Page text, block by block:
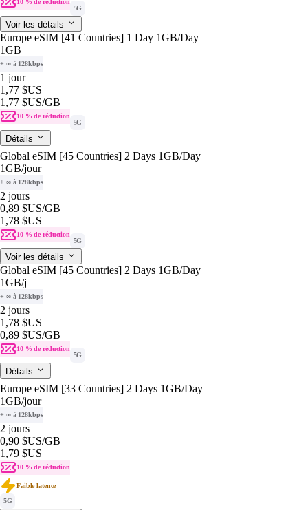
5G
Voir les détails
Europe eSIM [41 Countries] 1 Day 1GB/Day
1GB
+ ∞ à 128kbps
1 jour
1,77 $US
1,77 $US/GB
10 % de réduction
5G
Détails
Global eSIM [45 Countries] 2 Days 1GB/Day
1GB/jour
+ ∞ à 128kbps
2 jours
0,89 $US/GB
1,78 $US
10 % de réduction
5G
Voir les détails
Global eSIM [45 Countries] 2 Days 1GB/Day
1GB/j
+ ∞ à 128kbps
2 jours
1,78 $US
0,89 $US/GB
10 % de réduction
5G
Détails
Europe eSIM [33 Countries] 2 Days 1GB/Day
1GB/jour
+ ∞ à 128kbps
2 jours
0,90 $US/GB
1,79 $US
10 % de réduction
Faible latence
5G